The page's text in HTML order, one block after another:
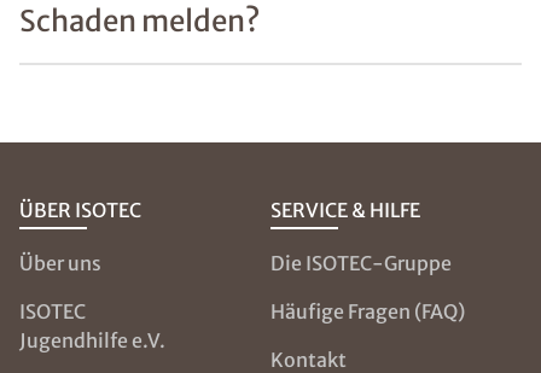
Schaden melden?
ÜBER ISOTEC
Über uns
ISOTEC
Jugendhilfe e.V.
SERVICE & HILFE
Die ISOTEC-Gruppe
Häufige Fragen (FAQ)
Kontakt